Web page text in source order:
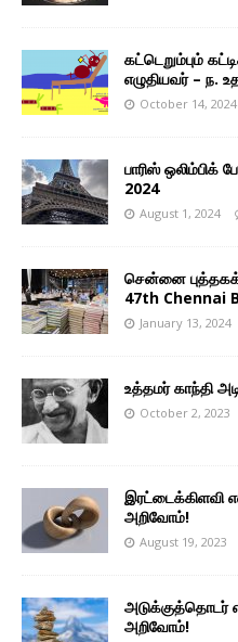
கட்டெறும்பும்
எழுதியவர் – ந.
October 14, 2024
பாரிஸ் ஒலிம்பிக்
2024
August 1, 2024
சென்னை புத்தகக்
47th Chennai
January 13, 2024
உத்தமர் காந்தி
October 2, 2023
அறிவோம்!
August 19, 2023
அறிவோம்!